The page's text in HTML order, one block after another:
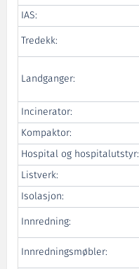
IAS:
Tredekk:
Landganger:
Incinerator:
Kompaktor:
Hospital og hospitalutstyr:
Listverk:
Isolasjon:
Innredning:
Innredningsmøbler: